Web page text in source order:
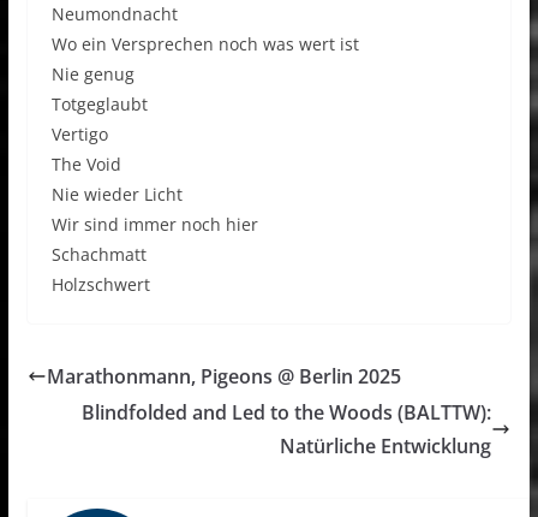
Neumondnacht
Wo ein Versprechen noch was wert ist
Nie genug
Totgeglaubt
Vertigo
The Void
Nie wieder Licht
Wir sind immer noch hier
Schachmatt
Holzschwert
Marathonmann, Pigeons @ Berlin 2025
Blindfolded and Led to the Woods (BALTTW):
Natürliche Entwicklung